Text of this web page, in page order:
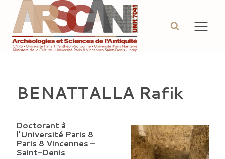
contenu
BENATTALLA Rafik
Doctorant à
l’Université Paris 8
Paris 8 Vincennes –
Saint-Denis